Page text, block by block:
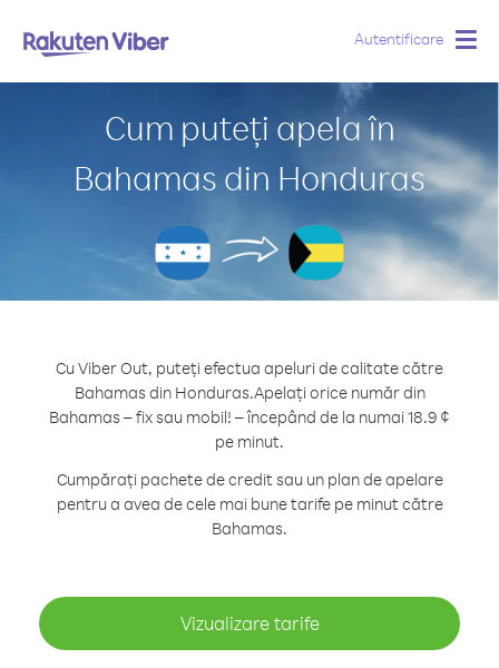
Autentificare
Cum puteți apela în
Bahamas din Honduras
Cu Viber Out, puteți efectua apeluri de calitate către
Bahamas din Honduras.Apelați orice număr din
Bahamas – fix sau mobil! – începând de la numai 18.9 ¢
pe minut.
Cumpărați pachete de credit sau un plan de apelare
pentru a avea de cele mai bune tarife pe minut către
Bahamas.
Vizualizare tarife